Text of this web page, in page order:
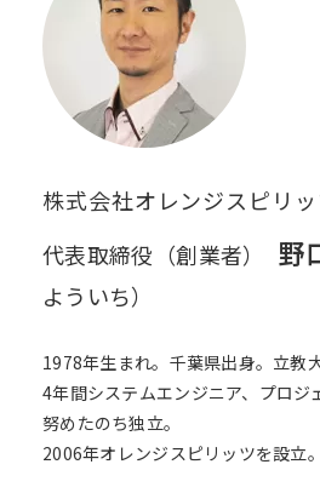
株式会社オレンジスピリ
代表取締役（創業者）
野
よういち）
1978年生まれ。千葉県出身。立教
4年間システムエンジニア、プロジ
努めたのち独立。
2006年オレンジスピリッツを設立。